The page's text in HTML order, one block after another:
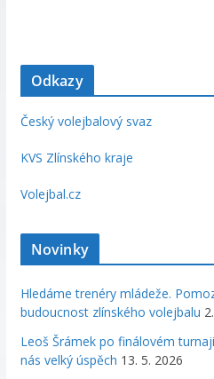
Odkazy
Český volejbalový svaz
KVS Zlínského kraje
Volejbal.cz
Novinky
Hledáme trenéry mládeže.
budoucnost zlínského volejbalu
Leoš Šrámek po finálovém
nás velký úspěch 13. 5. 2026